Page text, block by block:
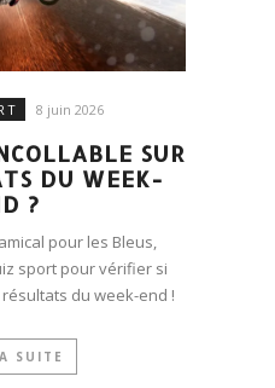
8 juin 2026
SUR
DU WEEK-
?
pour les Bleus,
sport pour vérifier si
du week-end !
SUITE